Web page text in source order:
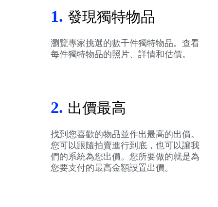
1. 發現獨特物品
瀏覽專家挑選的數千件獨特物品。查看
每件獨特物品的照片、詳情和估價。
2. 出價最高
找到您喜歡的物品並作出最高的出價。
您可以跟隨拍賣進行到底，也可以讓我
們的系統為您出價。您所要做的就是為
您要支付的最高金額設置出價。